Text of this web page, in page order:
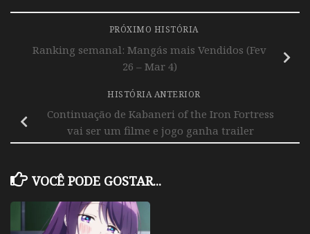
PRÓXIMO HISTÓRIA
Ranking semanal: Mangás mais Vendidos (Fev
26 – Mar 4)
HISTÓRIA ANTERIOR
Continuação de Kabaneri of the Iron Fortress
vai ser um filme e jogo ganha trailer
VOCÊ PODE GOSTAR...